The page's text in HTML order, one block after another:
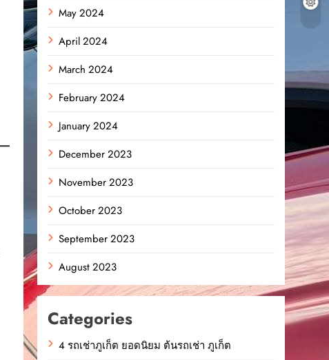
May 2024
April 2024
March 2024
February 2024
January 2024
December 2023
November 2023
October 2023
September 2023
August 2023
Categories
4 รถเช่าภูเก็ต ยอดนิยม ต้นรถเช่า ภูเก็ต